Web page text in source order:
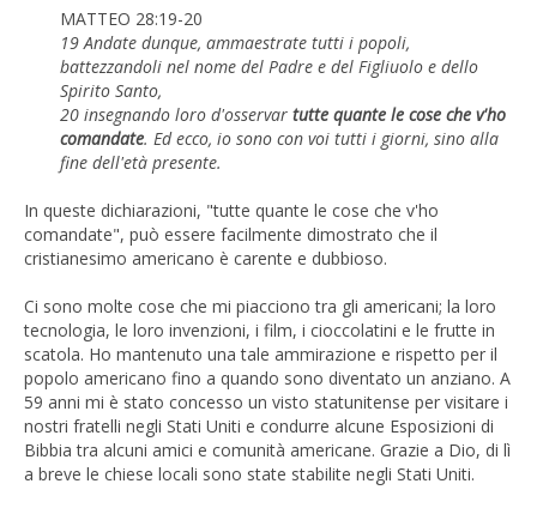
MATTEO 28:19-20
19 Andate dunque, ammaestrate tutti i popoli,
battezzandoli nel nome del Padre e del Figliuolo e dello
Spirito Santo,
20 insegnando loro d'osservar tutte quante le cose che v'ho
comandate. Ed ecco, io sono con voi tutti i giorni, sino alla
fine dell'età presente.
In queste dichiarazioni, "tutte quante le cose che v'ho
comandate", può essere facilmente dimostrato che il
cristianesimo americano è carente e dubbioso.
Ci sono molte cose che mi piacciono tra gli americani; la loro
tecnologia, le loro invenzioni, i film, i cioccolatini e le frutte in
scatola. Ho mantenuto una tale ammirazione e rispetto per il
popolo americano fino a quando sono diventato un anziano. A
59 anni mi è stato concesso un visto statunitense per visitare i
nostri fratelli negli Stati Uniti e condurre alcune Esposizioni di
Bibbia tra alcuni amici e comunità americane. Grazie a Dio, di lì
a breve le chiese locali sono state stabilite negli Stati Uniti.